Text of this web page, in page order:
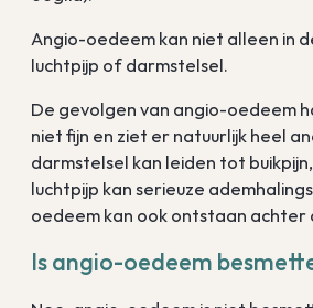
Angio-oedeem kan niet alleen in
luchtpijp of darmstelsel.
De gevolgen van angio-oedeem
niet fijn en ziet er natuurlijk heel
darmstelsel kan leiden tot
luchtpijp kan serieuze
oedeem kan ook ontstaan
Is angio-oedeem